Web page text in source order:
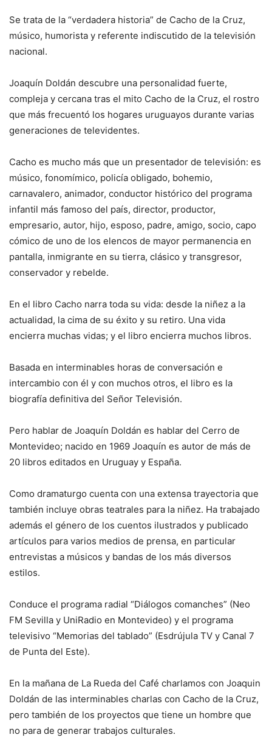
Se trata de la “verdadera historia” de Cacho de la Cruz,
músico, humorista y referente indiscutido de la televisión
nacional.
Joaquín Doldán descubre una personalidad fuerte,
compleja y cercana tras el mito Cacho de la Cruz, el rostro
que más frecuentó los hogares uruguayos durante varias
generaciones de televidentes.
Cacho es mucho más que un presentador de televisión: es
músico, fonomímico, policía obligado, bohemio,
carnavalero, animador, conductor histórico del programa
infantil más famoso del país, director, productor,
empresario, autor, hijo, esposo, padre, amigo, socio, capo
cómico de uno de los elencos de mayor permanencia en
pantalla, inmigrante en su tierra, clásico y transgresor,
conservador y rebelde.
En el libro Cacho narra toda su vida: desde la niñez a la
actualidad, la cima de su éxito y su retiro. Una vida
encierra muchas vidas; y el libro encierra muchos libros.
Basada en interminables horas de conversación e
intercambio con él y con muchos otros, el libro es la
biografía definitiva del Señor Televisión.
Pero hablar de Joaquín Doldán es hablar del Cerro de
Montevideo; nacido en 1969 Joaquín es autor de más de
20 libros editados en Uruguay y España.
Como dramaturgo cuenta con una extensa trayectoria que
también incluye obras teatrales para la niñez. Ha trabajado
además el género de los cuentos ilustrados y publicado
artículos para varios medios de prensa, en particular
entrevistas a músicos y bandas de los más diversos
estilos.
Conduce el programa radial “Diálogos comanches” (Neo
FM Sevilla y UniRadio en Montevideo) y el programa
televisivo “Memorias del tablado” (Esdrújula TV y Canal 7
de Punta del Este).
En la mañana de La Rueda del Café charlamos con Joaquin
Doldán de las interminables charlas con Cacho de la Cruz,
pero también de los proyectos que tiene un hombre que
no para de generar trabajos culturales.